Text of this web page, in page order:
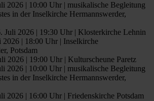
2026 | 10:00 Uhr | musikalische Begleitung
in der Inselkirche Hermannswerder,
Juli 2026 | 19:30 Uhr | Klosterkirche Lehnin
2026 | 18:00 Uhr | Inselkirche
Potsdam
2026 | 19:00 Uhr | Kulturscheune Paretz
2026 | 10:00 Uhr | musikalische Begleitung
in der Inselkirche Hermannswerder,
2026 | 16:00 Uhr | Friedenskirche Potsdam